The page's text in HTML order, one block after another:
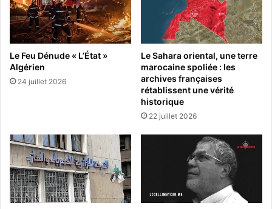
Le Feu Dénude « L’État »
Algérien
24 juillet 2026
Le Sahara oriental, une terre
marocaine spoliée : les
archives françaises
rétablissent une vérité
historique
22 juillet 2026